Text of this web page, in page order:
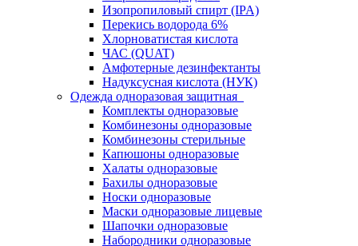
Изопропиловый спирт (IPA)
Перекись водорода 6%
Хлорноватистая кислота
ЧАС (QUAT)
Амфотерные дезинфектанты
Надуксусная кислота (НУК)
Одежда одноразовая защитная
Комплекты одноразовые
Комбинезоны одноразовые
Комбинезоны стерильные
Капюшоны одноразовые
Халаты одноразовые
Бахилы одноразовые
Носки одноразовые
Маски одноразовые лицевые
Шапочки одноразовые
Набородники одноразовые